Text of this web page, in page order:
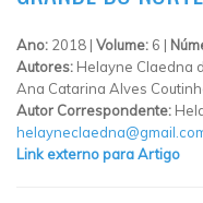
Ano: 2018 | Volume: 6 |
Autores: Helayne Claedna
Ana Catarina Alves
Autor Correspondente:
Link externo para Artigo